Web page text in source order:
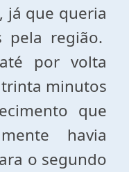
já que queria
pela região.
por volta
minutos
que
havia
o segundo